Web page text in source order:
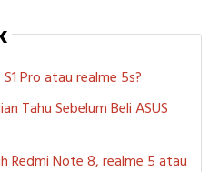
Pro atau realme 5s?
Tahu Sebelum Beli ASUS
Redmi Note 8, realme 5 atau